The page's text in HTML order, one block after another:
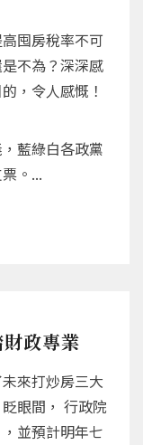
囤房稅率不可
不為？深深感
，令人感慨！
藍綠白各政黨
。...
政專業
來打炒房三大
眼間， 行政院
並預計明年七